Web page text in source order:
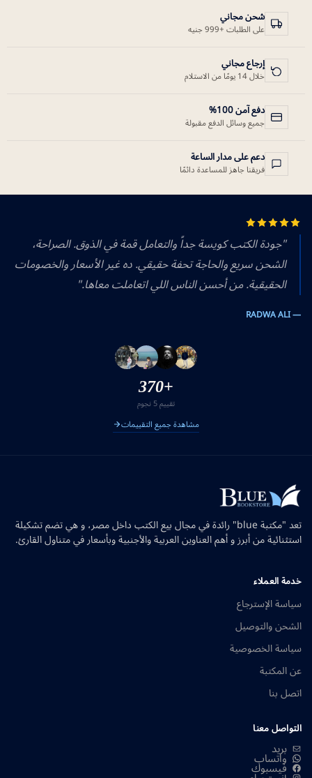
شحن مجاني
على الطلبات +999 جنيه
إرجاع مجاني
خلال 14 يومًا من الاستلام
دفع آمن 100%
جميع وسائل الدفع مقبولة
دعم على مدار الساعة
فريقنا جاهز للمساعدة دائمًا
"جودة الكتب كويسة جداً والتعامل قمة في الذوق. الصراحة،
الشحن سريع والحاجة تحفة حقيقي. ده غير الأسعار والخصومات
الحقيقية. من أحسن الناس اللي اتعاملت معاها."
— RADWA ALI
+370
تقييم 5 نجوم
مشاهدة جميع التقييمات
تعد "مكتبة blue" رائدة في مجال بيع الكتب داخل مصر، و هي تضم تشكيلة
استثنائية من أبرز و أهم العناوين العربية والأجنبية وبأسعار في متناول القارئ.
خدمة العملاء
سياسة الإسترجاع
الشحن والتوصيل
سياسة الخصوصية
عن المكتبة
اتصل بنا
التواصل معنا
بريد
واتساب
فيسبوك